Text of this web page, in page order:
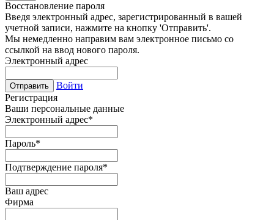
Восстановление пароля
Введя электронный адрес, зарегистрированный в вашей
учетной записи, нажмите на кнопку 'Отправить'.
Мы немедленно направим вам электронное письмо со
ссылкой на ввод нового пароля.
Электронный адрес
Отправить
Войти
Регистрация
Ваши персональные данные
Электронный адрес*
Пароль*
Подтверждение пароля*
Ваш адрес
Фирма